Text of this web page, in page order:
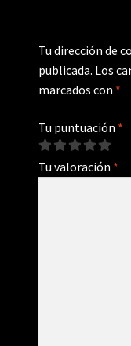
Tu dirección de
publicada. Los
marcados con *
Tu puntuación *
Tu valoración *